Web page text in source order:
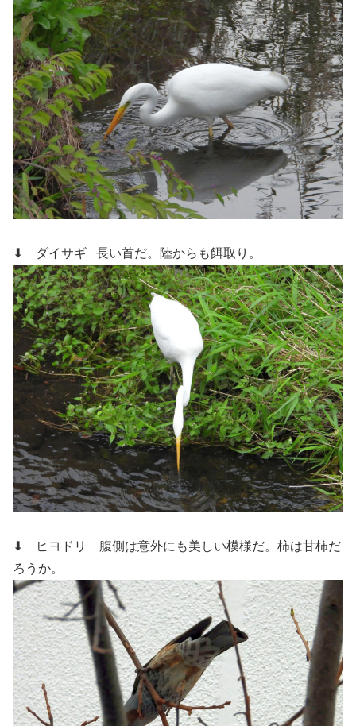
⬇ ダイサギ 長い首だ。陸からも餌取り。
⬇ ヒヨドリ 腹側は意外にも美しい模様だ。柿は甘柿だ
ろうか。